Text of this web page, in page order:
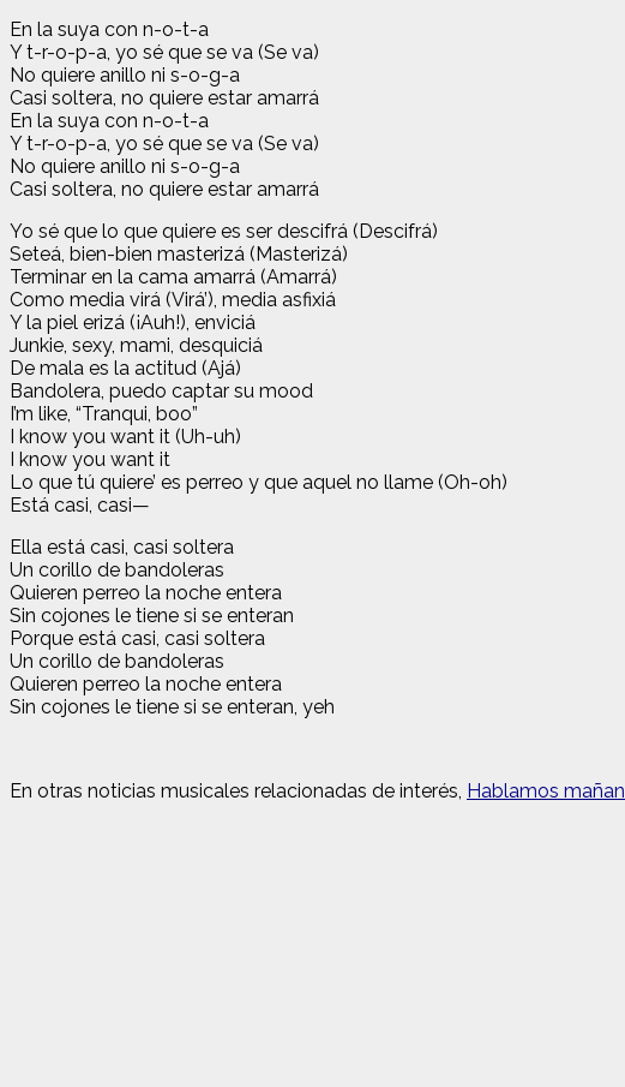
En la suya con n-o-t-a
Y t-r-o-p-a, yo sé que se va (Se va)
No quiere anillo ni s-o-g-a
Casi soltera, no quiere estar amarrá
En la suya con n-o-t-a
Y t-r-o-p-a, yo sé que se va (Se va)
No quiere anillo ni s-o-g-a
Casi soltera, no quiere estar amarrá
Yo sé que lo que quiere es ser descifrá (Descifrá)
Seteá, bien-bien masterizá (Masterizá)
Terminar en la cama amarrá (Amarrá)
Como media virá (Virá’), media asfixiá
Y la piel erizá (¡Auh!), enviciá
Junkie, sexy, mami, desquiciá
De mala es la actitud (Ajá)
Bandolera, puedo captar su mood
I’m like, “Tranqui, boo”
I know you want it (Uh-uh)
I know you want it
Lo que tú quiere’ es perreo y que aquel no llame (Oh-oh)
Está casi, casi—
Ella está casi, casi soltera
Un corillo de bandoleras
Quieren perreo la noche entera
Sin cojones le tiene si se enteran
Porque está casi, casi soltera
Un corillo de bandoleras
Quieren perreo la noche entera
Sin cojones le tiene si se enteran, yeh
En otras noticias musicales relacionadas de interés Hablamos